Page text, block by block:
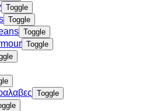
Toggle
Toggle
Toggle
Toggle
Toggle